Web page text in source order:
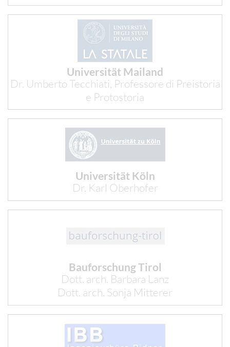
Universität Mailand
Dr. Umberto Tecchiati, Professore di Preistoria
e Protostoria
Universität Köln
Dr. Karl Oberhofer
Bauforschung Tirol
Dott. arch. Barbara Lanz
Dott. arch. Sonja Mitterer